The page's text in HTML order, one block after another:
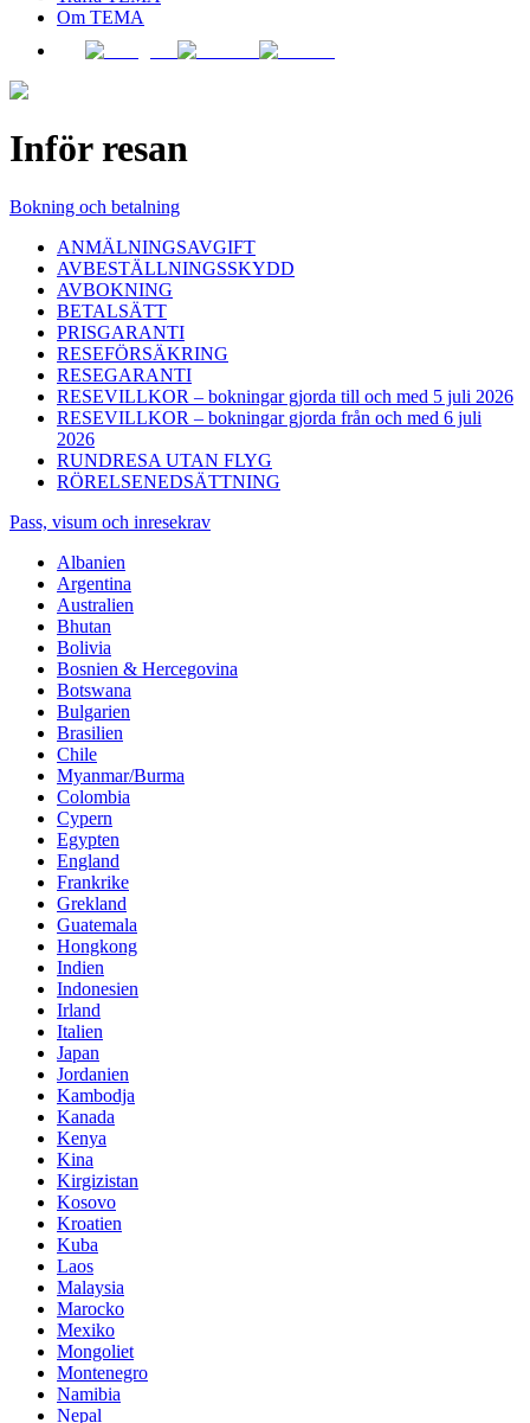
Om TEMA
Inför resan
Bokning och betalning
ANMÄLNINGSAVGIFT
AVBESTÄLLNINGSSKYDD
AVBOKNING
BETALSÄTT
PRISGARANTI
RESEFÖRSÄKRING
RESEGARANTI
RESEVILLKOR – bokningar gjorda till och med 5 juli 2026
RESEVILLKOR – bokningar gjorda från och med 6 juli
2026
RUNDRESA UTAN FLYG
RÖRELSENEDSÄTTNING
Pass, visum och inresekrav
Albanien
Argentina
Australien
Bhutan
Bolivia
Bosnien & Hercegovina
Botswana
Bulgarien
Brasilien
Chile
Myanmar/Burma
Colombia
Cypern
Egypten
England
Frankrike
Grekland
Guatemala
Hongkong
Indien
Indonesien
Irland
Italien
Japan
Jordanien
Kambodja
Kanada
Kenya
Kina
Kirgizistan
Kosovo
Kroatien
Kuba
Laos
Malaysia
Marocko
Mexiko
Mongoliet
Montenegro
Namibia
Nepal